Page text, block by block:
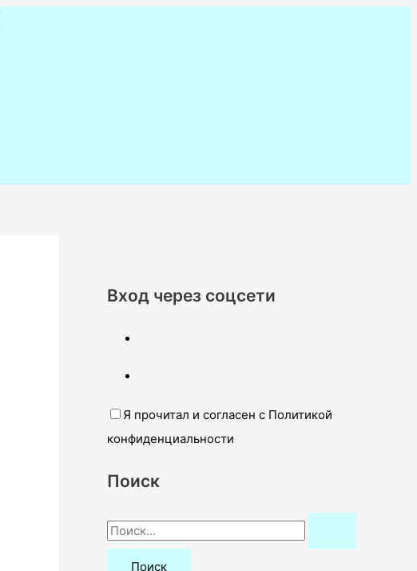
Вход через соцсети
Я прочитал и согласен с Политикой
конфиденциальности
Поиск
П
о